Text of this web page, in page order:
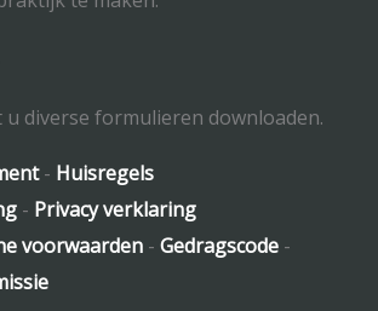
diverse formulieren downloaden.
- Huisregels
- Privacy verklaring
voorwaarden -Gedragscode -